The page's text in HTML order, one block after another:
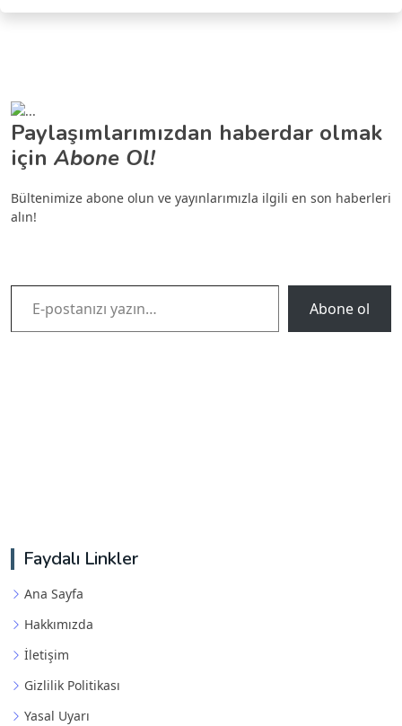
Paylaşımlarımızdan haberdar olmak
için Abone Ol!
Bültenimize abone olun ve yayınlarımızla ilgili en son haberleri
alın!
E-postanızı yazın…
Abone ol
Faydalı Linkler
Ana Sayfa
Hakkımızda
İletişim
Gizlilik Politikası
Yasal Uyarı